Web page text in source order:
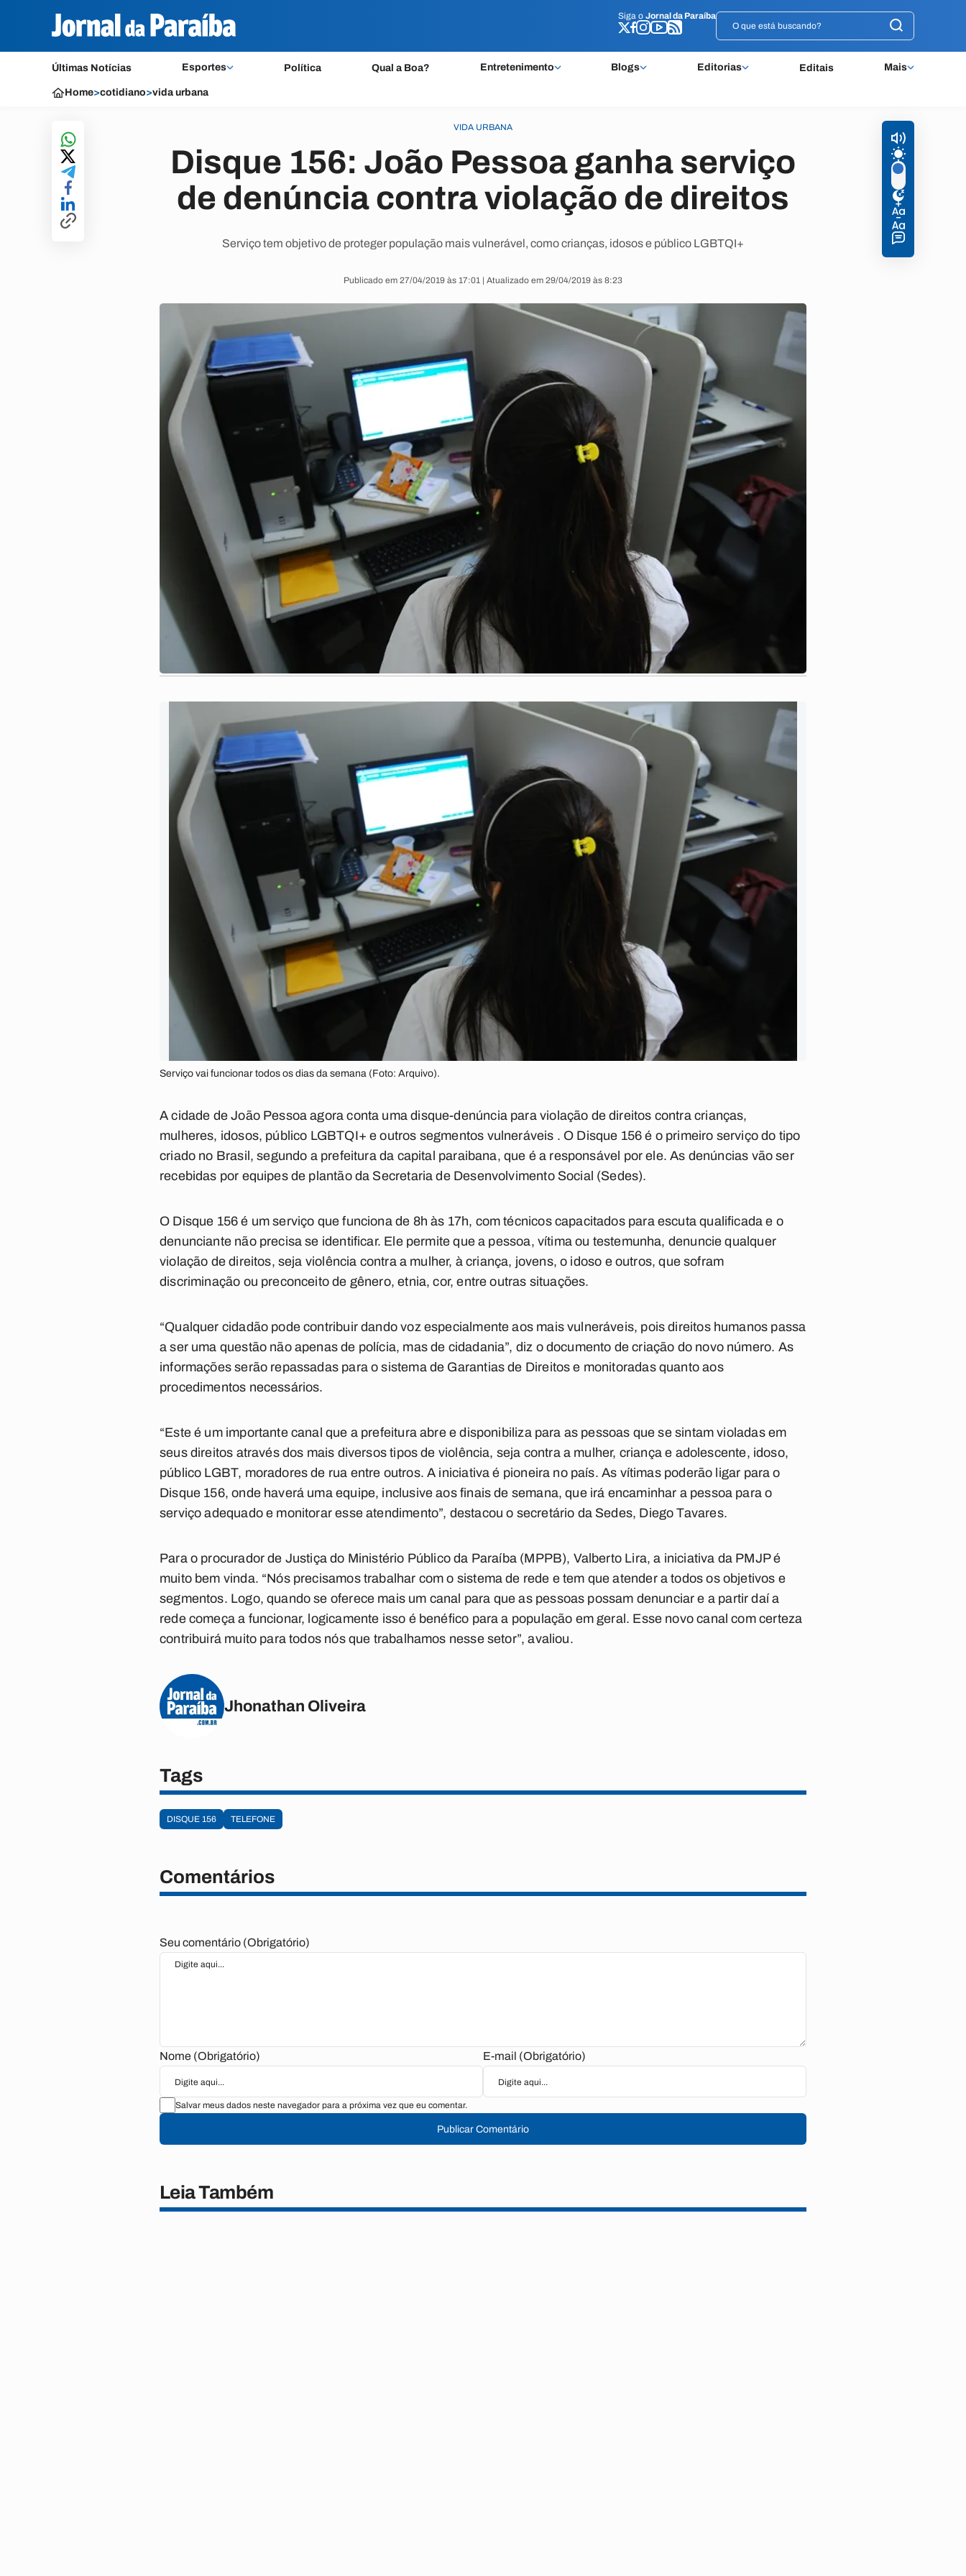
Siga o Jornal da Paraíba
Últimas Notícias Esportes Política Qual a Boa? Entretenimento Blogs Editorias Editais Mais
Siga o Jornal da Paraíba
Home>cotidiano>vida urbana
VIDA URBANA
Disque 156: João Pessoa ganha serviço
de denúncia contra violação de direitos
Serviço tem objetivo de proteger população mais vulnerável, como crianças, idosos e público LGBTQI+
Publicado em 27/04/2019 às 17:01 | Atualizado em 29/04/2019 às 8:23
Serviço vai funcionar todos os dias da semana (Foto: Arquivo).
A cidade de João Pessoa agora conta uma disque-denúncia para violação de direitos contra crianças,
mulheres, idosos, público LGBTQI+ e outros segmentos vulneráveis . O Disque 156 é o primeiro serviço do tipo
criado no Brasil, segundo a prefeitura da capital paraibana, que é a responsável por ele. As denúncias vão ser
recebidas por equipes de plantão da Secretaria de Desenvolvimento Social (Sedes).
O Disque 156 é um serviço que funciona de 8h às 17h, com técnicos capacitados para escuta qualificada e o
denunciante não precisa se identificar. Ele permite que a pessoa, vítima ou testemunha, denuncie qualquer
violação de direitos, seja violência contra a mulher, à criança, jovens, o idoso e outros, que sofram
discriminação ou preconceito de gênero, etnia, cor, entre outras situações.
“Qualquer cidadão pode contribuir dando voz especialmente aos mais vulneráveis, pois direitos humanos passa
a ser uma questão não apenas de polícia, mas de cidadania”, diz o documento de criação do novo número. As
informações serão repassadas para o sistema de Garantias de Direitos e monitoradas quanto aos
procedimentos necessários.
“Este é um importante canal que a prefeitura abre e disponibiliza para as pessoas que se sintam violadas em
seus direitos através dos mais diversos tipos de violência, seja contra a mulher, criança e adolescente, idoso,
público LGBT, moradores de rua entre outros. A iniciativa é pioneira no país. As vítimas poderão ligar para o
Disque 156, onde haverá uma equipe, inclusive aos finais de semana, que irá encaminhar a pessoa para o
serviço adequado e monitorar esse atendimento”, destacou o secretário da Sedes, Diego Tavares.
Para o procurador de Justiça do Ministério Público da Paraíba (MPPB), Valberto Lira, a iniciativa da PMJP é
muito bem vinda. “Nós precisamos trabalhar com o sistema de rede e tem que atender a todos os objetivos e
segmentos. Logo, quando se oferece mais um canal para que as pessoas possam denunciar e a partir daí a
rede começa a funcionar, logicamente isso é benéfico para a população em geral. Esse novo canal com certeza
contribuirá muito para todos nós que trabalhamos nesse setor”, avaliou.
Jhonathan Oliveira
Tags
DISQUE 156 TELEFONE
Comentários
Seu comentário (Obrigatório)
Nome (Obrigatório) E-mail (Obrigatório)
Salvar meus dados neste navegador para a próxima vez que eu comentar.
Publicar Comentário
Leia Também